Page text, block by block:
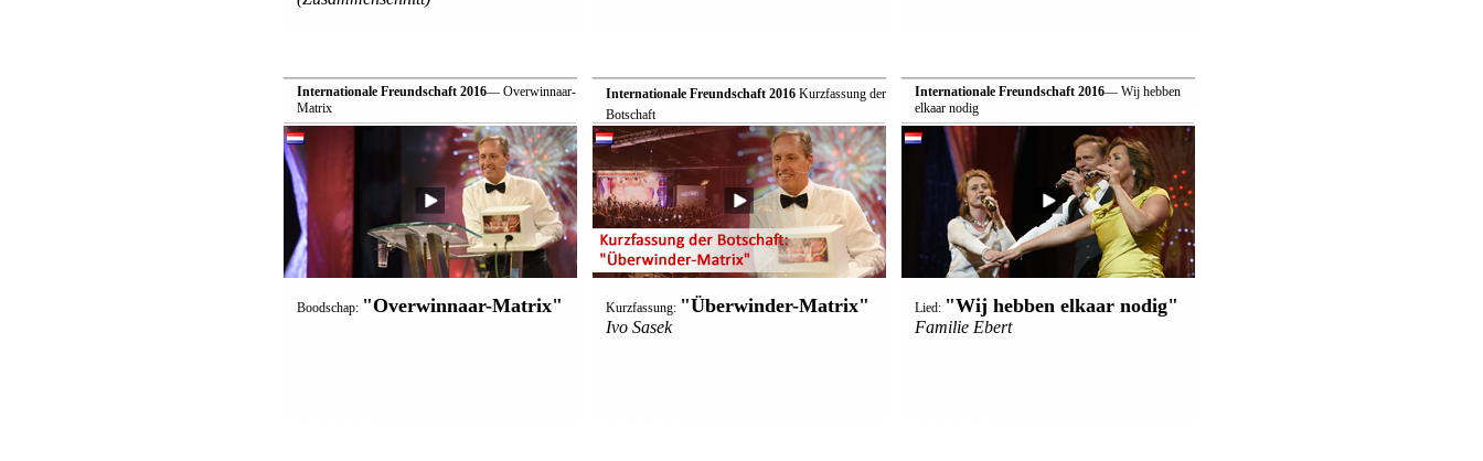
Internationale Freundschaft 2016— Overwinnaar-
Matrix
Boodschap: "Overwinnaar-Matrix"
Internationale Freundschaft 2016 Kurzfassung der
Botschaft
Kurzfassung: "Überwinder-Matrix"
Ivo Sasek
Internationale Freundschaft 2016— Wij hebben
elkaar nodig
Lied: "Wij hebben elkaar nodig"
Familie Ebert